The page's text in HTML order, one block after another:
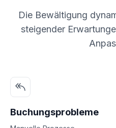
Die Bewältigung
steigender
Buchungsprobleme